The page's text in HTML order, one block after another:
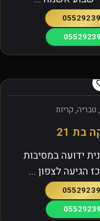
טבריה, קריות
בת 21
ידועה במסיבות
הגיעה לצפון ...